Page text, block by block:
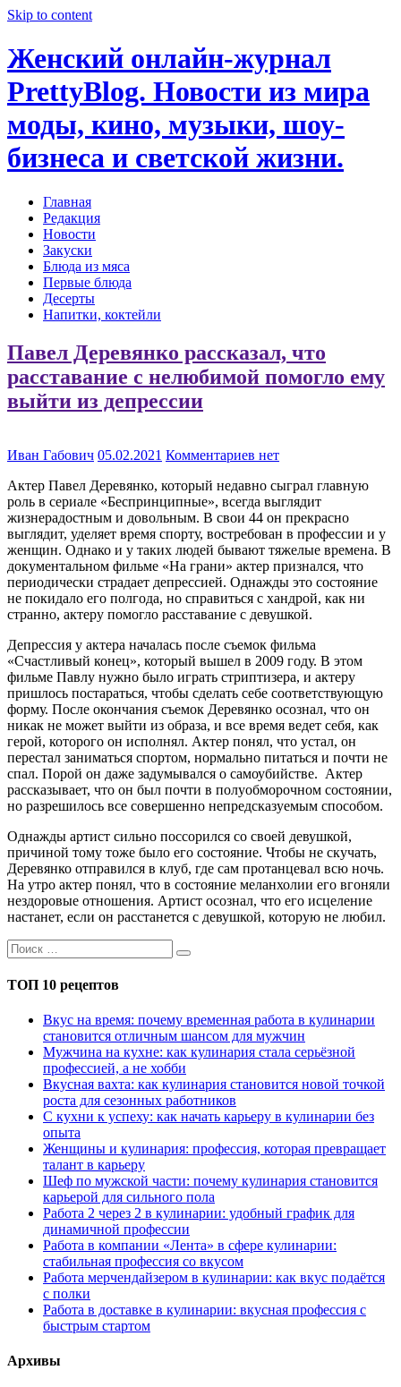
Skip to content
Женский онлайн-журнал
PrettyBlog. Новости из мира
моды, кино, музыки, шоу-
бизнеса и светской жизни.
Главная
Редакция
Новости
Закуски
Блюда из мяса
Первые блюда
Десерты
Напитки, коктейли
Павел Деревянко рассказал, что
расставание с нелюбимой помогло ему
выйти из депрессии
Иван Габович 05.02.2021 Комментариев нет
Актер Павел Деревянко, который недавно сыграл главную
роль в сериале «Беспринципные», всегда выглядит
жизнерадостным и довольным. В свои 44 он прекрасно
выглядит, уделяет время спорту, востребован в профессии и у
женщин. Однако и у таких людей бывают тяжелые времена. В
документальном фильме «На грани» актер признался, что
периодически страдает депрессией. Однажды это состояние
не покидало его полгода, но справиться с хандрой, как ни
странно, актеру помогло расставание с девушкой.
Депрессия у актера началась после съемок фильма
«Счастливый конец», который вышел в 2009 году. В этом
фильме Павлу нужно было играть стриптизера, и актеру
пришлось постараться, чтобы сделать себе соответствующую
форму. После окончания съемок Деревянко осознал, что он
никак не может выйти из образа, и все время ведет себя, как
герой, которого он исполнял. Актер понял, что устал, он
перестал заниматься спортом, нормально питаться и почти не
спал. Порой он даже задумывался о самоубийстве. Актер
рассказывает, что он был почти в полуобморочном состоянии,
но разрешилось все совершенно непредсказуемым способом.
Однажды артист сильно поссорился со своей девушкой,
причиной тому тоже было его состояние. Чтобы не скучать,
Деревянко отправился в клуб, где сам протанцевал всю ночь.
На утро актер понял, что в состояние меланхолии его вгоняли
нездоровые отношения. Артист осознал, что его исцеление
настанет, если он расстанется с девушкой, которую не любил.
ТОП 10 рецептов
Вкус на время: почему временная работа в кулинарии
становится отличным шансом для мужчин
Мужчина на кухне: как кулинария стала серьёзной
профессией, а не хобби
Вкусная вахта: как кулинария становится новой точкой
роста для сезонных работников
С кухни к успеху: как начать карьеру в кулинарии без
опыта
Женщины и кулинария: профессия, которая превращает
талант в карьеру
Шеф по мужской части: почему кулинария становится
карьерой для сильного пола
Работа 2 через 2 в кулинарии: удобный график для
динамичной профессии
Работа в компании «Лента» в сфере кулинарии:
стабильная профессия со вкусом
Работа мерчендайзером в кулинарии: как вкус подаётся
с полки
Работа в доставке в кулинарии: вкусная профессия с
быстрым стартом
Архивы